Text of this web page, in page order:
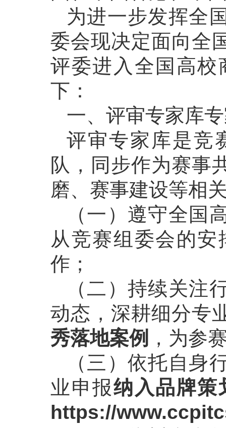
为进一步发挥全
委会现决定面向全
评委进入全国高
下：
一、评审专家库
评审专家库是竞
队，同步作为赛事
磨、赛事建设等相
（一）遵守全国
从竞赛组委会的
作；
（二）持续关注
动态，深耕细分专
秀落地案例 ，为参
（三）依托自身
业申报纳入品牌策
https://